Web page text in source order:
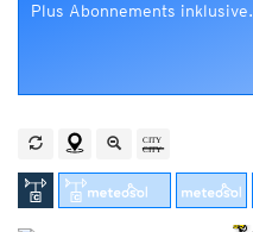
Plus Abonnements inklusive.